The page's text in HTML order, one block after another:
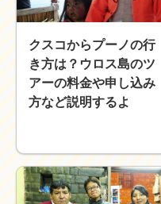
クスコからプーノの行
き方は？ウロス島のツ
アーの料金や申し込み
方など説明するよ